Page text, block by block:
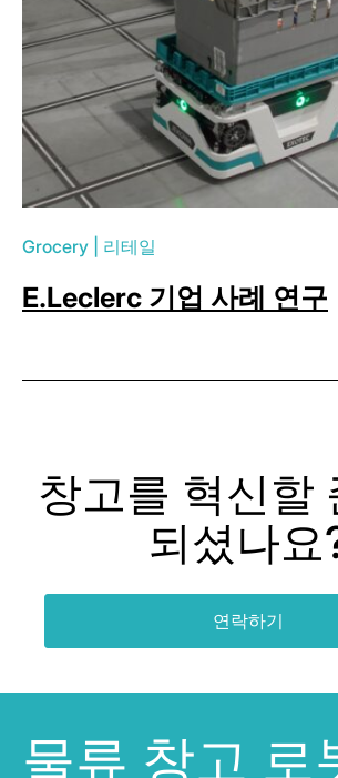
Grocery 리테일
E.Leclerc 기업 사례 연구
창고를 혁신할
되셨나요
연락하기
물류 창고 로